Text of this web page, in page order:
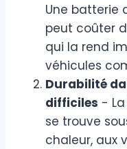
Une batterie
peut coûter
qui la rend
véhicules
Durabilité
difficiles -
se trouve
chaleur, aux